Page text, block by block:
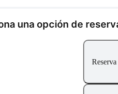
una opción de